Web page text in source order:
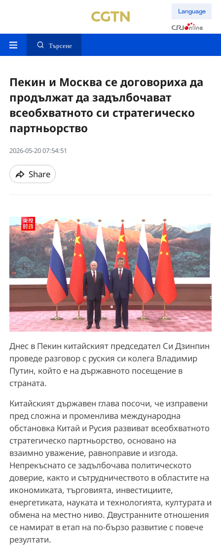
Language
Търсене
Пекин и Москва се договориха да
продължат да задълбочават
всеобхватното си стратегическо
партньорство
2026-05-20 07:54:51
Share
Днес в Пекин китайският председател Си Дзинпин
проведе разговор с руския си колега Владимир
Путин, който е на държавното посещение в
страната.
Китайският държавен глава посочи, че изправени
пред сложна и променлива международна
обстановка Китай и Русия развиват всеобхватното
стратегическо партньорство, основано на
взаимно уважение, равноправие и изгода.
Непрекъснато се задълбочава политическото
доверие, както и сътрудничеството в областите на
икономиката, търговията, инвестициите,
енергетиката, науката и технологията, културата и
обмена на местно ниво. Двустранните отношения
се намират в етап на по-бързо развитие с повече
резултати.